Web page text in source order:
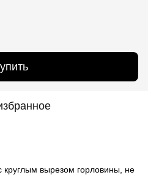
круглым вырезом горловины, не